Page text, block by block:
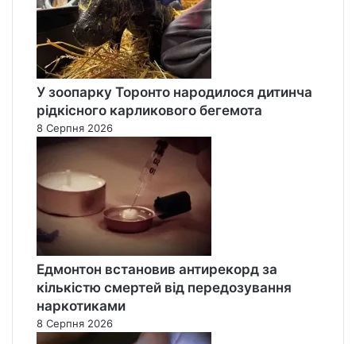
У зоопарку Торонто народилося дитинча
рідкісного карликового бегемота
8 Серпня 2026
Едмонтон встановив антирекорд за
кількістю смертей від передозування
наркотиками
8 Серпня 2026